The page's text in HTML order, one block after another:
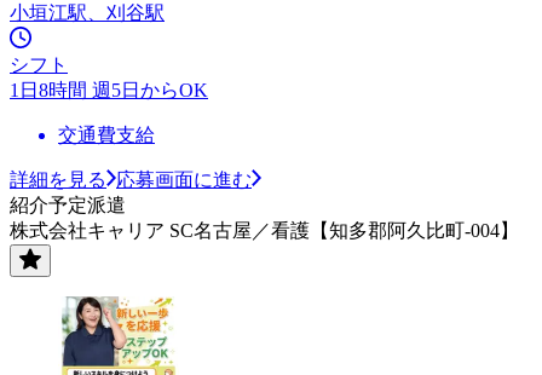
小垣江駅、刈谷駅
シフト
1日8時間 週5日からOK
交通費支給
詳細を見る
応募画面に進む
紹介予定派遣
株式会社キャリア SC名古屋／看護【知多郡阿久比町-004】